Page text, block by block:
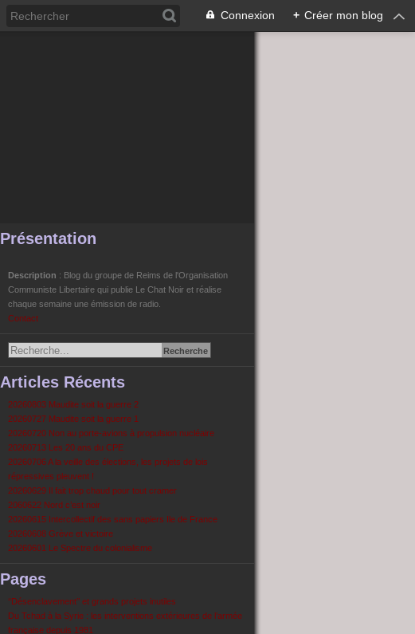
Connexion + Créer mon blog
Présentation
Description : Blog du groupe de Reims de l'Organisation
Communiste Libertaire qui publie Le Chat Noir et réalise
chaque semaine une émission de radio.
Contact
Articles Récents
20260803 Maudite soit la guerre 2
20260727 Maudite soit la guerre 1
20260720 Non au porte-avions à propulsion nucléaire
20260713 Les 20 ans du CPE
20260706 A la veille des élections, les projets de lois
répressives pleuvent !
20260629 Il fait trop chaud pour tout cramer
2060622 Nord c’est noir
20260615 Intercollectif des sans papiers Ile de France
20260608 Grève et victoire
20260601 Le Spectre du colonialisme
Pages
‘‘Désenclavement’’ et grands projets inutiles
Du Tchad à la Syrie : les interventions extérieures de l’armée
française depuis 1981